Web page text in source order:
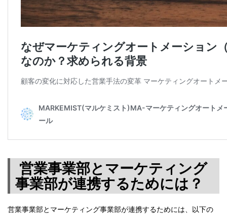
営業事業部とマーケティング
事業部が連携するためには？
営業事業部とマーケティング事業部が連携するためには、以下の